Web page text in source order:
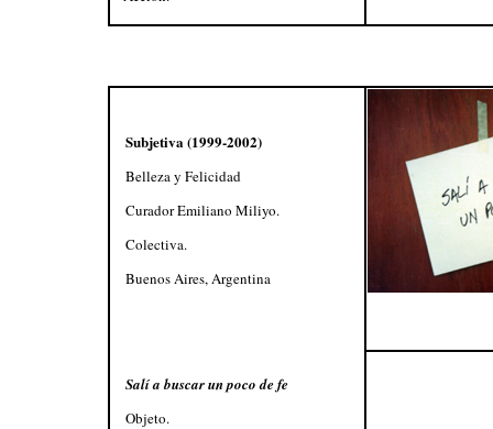
Subjetiva (1999-2002)
Belleza y Felicidad
Curador Emiliano Miliyo.
Colectiva.
Buenos Aires, Argentina
Salí a buscar un poco de fe
Objeto.